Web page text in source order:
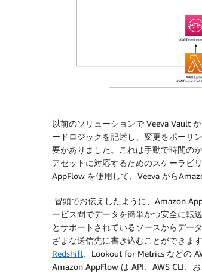
以前のソリューションで Veeva Vault
ードロジックを記述し、変更をポーリ
要がありました。これは手動で時間の
アセットに対応するためのスケーラビ
AppFlow を使用して、Veeva から
冒頭でお伝えしたように、Amazon
ービス間でデータを簡単かつ安全に転
とサポートされているソースからデー
ざまな送信先に書き込むことができま
Redshift 、Lookout for Metrics などの
Amazon AppFlow は API、AWS CLI、